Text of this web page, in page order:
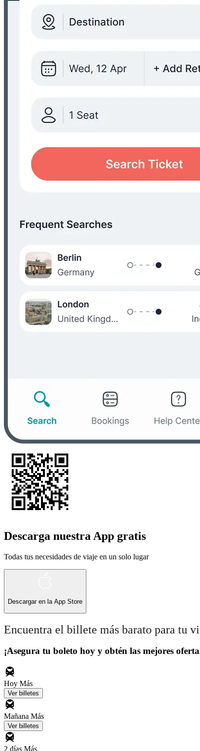
Descarga nuestra App gratis
Todas tus necesidades de viaje en un solo lugar
Descargar en la App Store
Encuentra el billete más barato para tu
¡Asegura tu boleto hoy y obtén las mejores
Hoy Más
Ver billetes
Mañana Más
Ver billetes
2 días Más